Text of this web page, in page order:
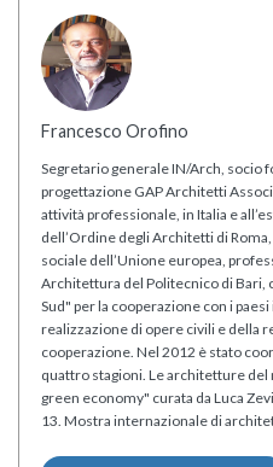
Francesco Orofino
Segretario generale IN/Arch, socio
progettazione GAP Architetti
attività professionale, in Italia e
dell’Ordine degli Architetti di
sociale dell’Unione europea,
Architettura del Politecnico di
Sud" per la cooperazione con i
realizzazione di opere civili e della
cooperazione. Nel 2012 è stato
quattro stagioni. Le architetture del
green economy" curata da Luca
13. Mostra internazionale di